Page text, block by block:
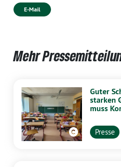
E-Mail
Mehr
Guter
starken
muss
Presse